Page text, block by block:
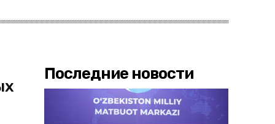
Последние новости